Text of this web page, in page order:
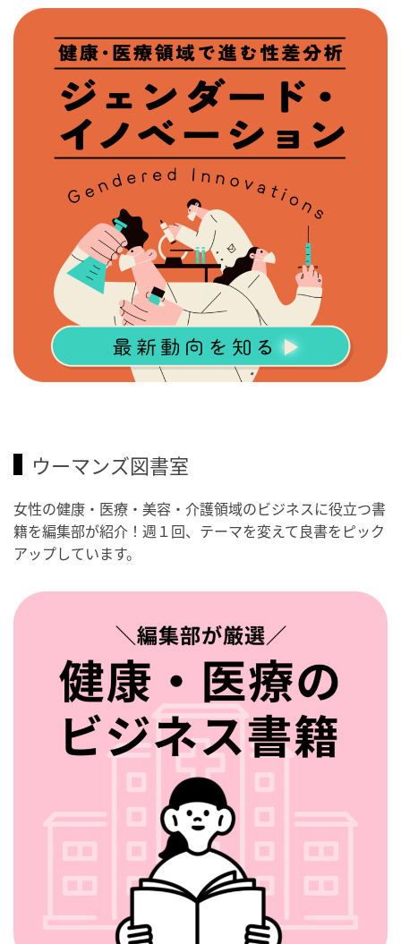
ウーマンズ図書室
女性の健康・医療・美容・介護領域のビジネスに役立つ書
籍を編集部が紹介！週１回、テーマを変えて良書をピック
アップしています。